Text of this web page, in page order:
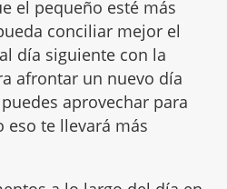
el pequeño esté más
conciliar mejor el
día siguiente con la
afrontar un nuevo día
aprovechar para
eso te llevará más